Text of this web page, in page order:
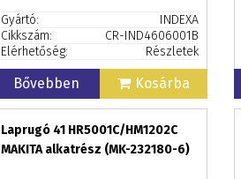
Gyártó:
INDEXA
Cikkszám:
CR-IND4606001B
Elérhetőség:
Részletek
Bővebben Kosárba
Laprugó 41 HR5001C/HM1202C
MAKITA alkatrész (MK-232180-6)